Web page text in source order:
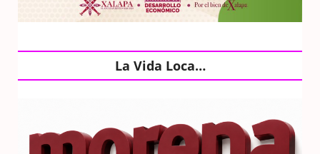
La Vida Loca…